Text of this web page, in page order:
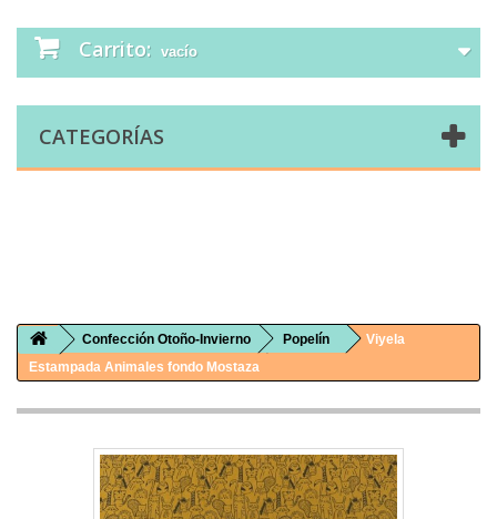
Carrito: vacío
CATEGORÍAS
Confección Otoño-Invierno Popelín
Viyela
Estampada Animales fondo Mostaza